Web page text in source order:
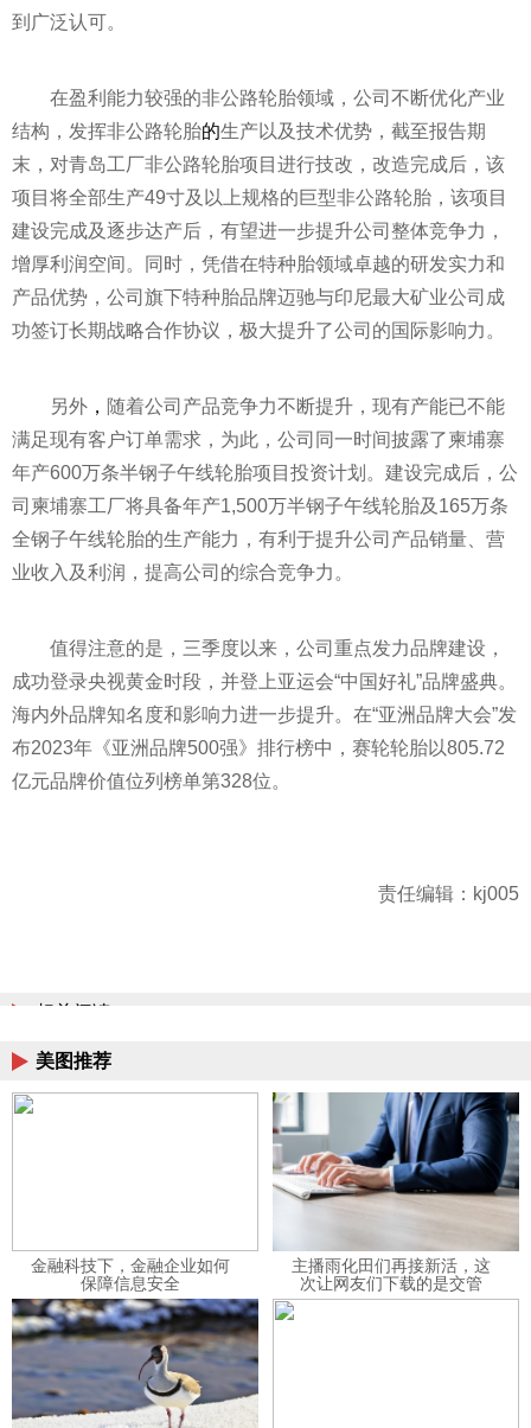
到广泛认可。
在盈利能力较强的非公路轮胎领域，公司不断优化产业
结构，发挥非公路轮胎的生产以及技术优势，截至报告期
末，对青岛工厂非公路轮胎项目进行技改，改造完成后，该
项目将全部生产49寸及以上规格的巨型非公路轮胎，该项目
建设完成及逐步达产后，有望进一步提升公司整体竞争力，
增厚利润空间。同时，凭借在特种胎领域卓越的研发实力和
产品优势，公司旗下特种胎品牌迈驰与印尼最大矿业公司成
功签订长期战略合作协议，极大提升了公司的国际影响力。
另外 ， 随着公司产品竞争力不断提升，现有产能已不能
满足现有客户订单需求，为此，公司同一时间披露了柬埔寨
年产600万条半钢子午线轮胎项目投资计划。建设完成后，公
司柬埔寨工厂将具备年产1,500万半钢子午线轮胎及165万条
全钢子午线轮胎的生产能力，有利于提升公司产品销量、营
业收入及利润，提高公司的综合竞争力。
值得注意的是，三季度以来，公司重点发力品牌建设，
成功登录央视黄金时段，并登上亚运会“中国好礼”品牌盛典。
海内外品牌知名度和影响力进一步提升。在“亚洲品牌大会”发
布2023年《亚洲品牌500强》排行榜中，赛轮轮胎以805.72
亿元品牌价值位列榜单第328位。
责任编辑：kj005
相关阅读
美图推荐
金融科技下，金融企业如何
保障信息安全
主播雨化田们再接新活，这
次让网友们下载的是交管
12123APP